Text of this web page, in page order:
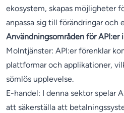
ekosystem, skapas möjligheter
anpassa sig till förändringar och
Användningsområden för API:er
Molntjänster: API:er förenklar
plattformar och applikationer,
sömlös upplevelse.
E-handel: I denna sektor spelar
att säkerställa att